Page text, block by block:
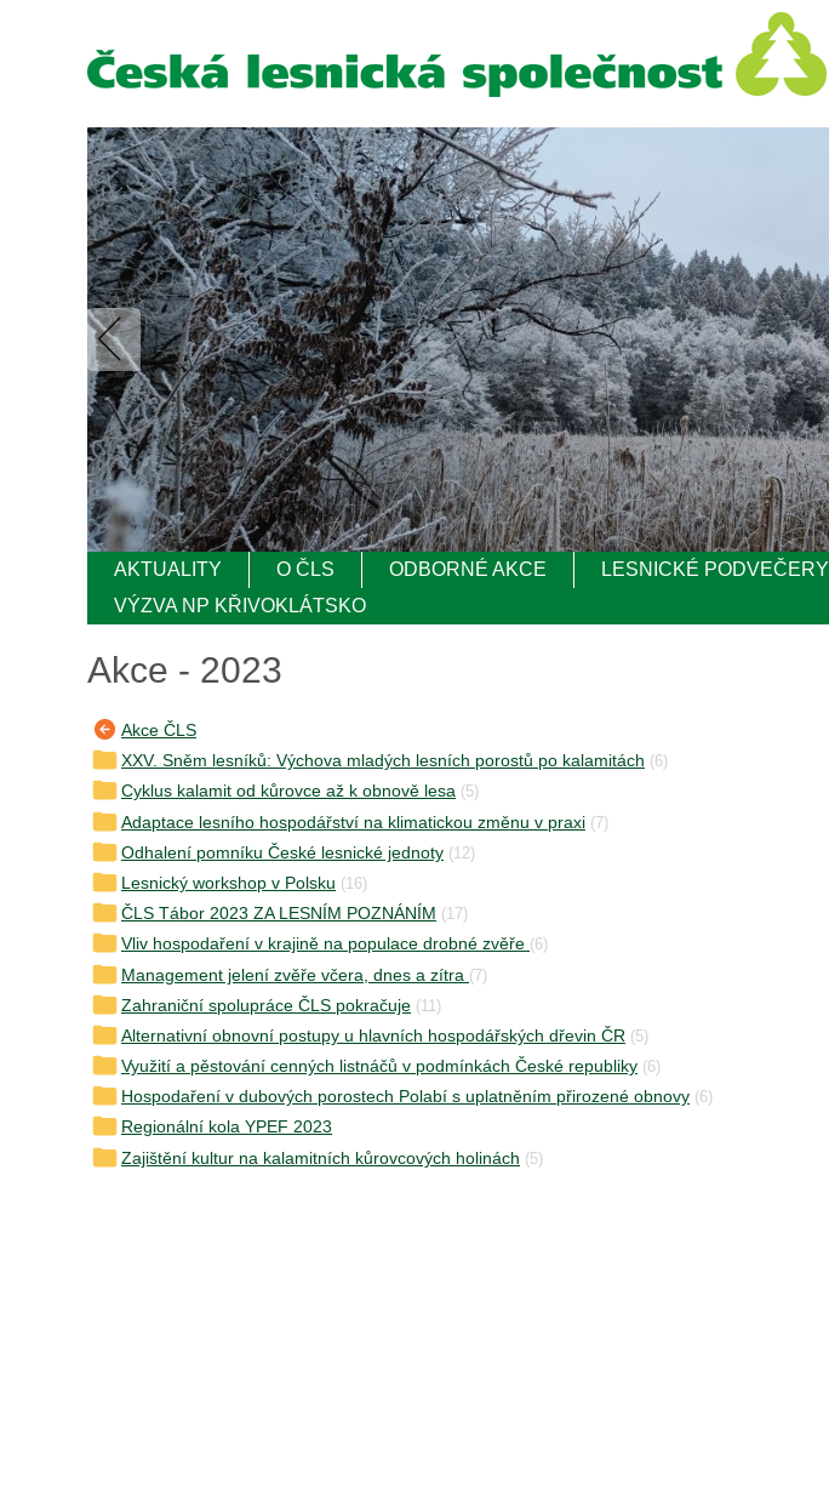
AKTUALITY O ČLS ODBORNÉ AKCE LESNICKÉ PODVEČERY
VÝZVA NP KŘIVOKLÁTSKO
Akce - 2023
Akce ČLS
XXV. Sněm lesníků: Výchova mladých lesních porostů po kalamitách (6)
Cyklus kalamit od kůrovce až k obnově lesa (5)
Adaptace lesního hospodářství na klimatickou změnu v praxi (7)
Odhalení pomníku České lesnické jednoty (12)
Lesnický workshop v Polsku (16)
ČLS Tábor 2023 ZA LESNÍM POZNÁNÍM (17)
Vliv hospodaření v krajině na populace drobné zvěře (6)
Management jelení zvěře včera, dnes a zítra (7)
Zahraniční spolupráce ČLS pokračuje (11)
Alternativní obnovní postupy u hlavních hospodářských dřevin ČR (5)
Využití a pěstování cenných listnáčů v podmínkách České republiky (6)
Hospodaření v dubových porostech Polabí s uplatněním přirozené obnovy (6)
Regionální kola YPEF 2023
Zajištění kultur na kalamitních kůrovcových holinách (5)